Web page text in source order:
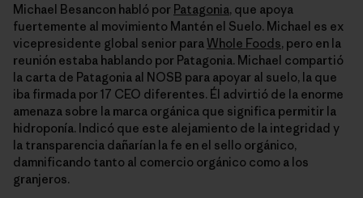
Michael Besancon habló por Patagonia, que apoya
fuertemente al movimiento Mantén el Suelo. Michael es ex
vicepresidente global senior para Whole Foods, pero en la
reunión estaba hablando por Patagonia. Michael compartió
la carta de Patagonia al NOSB para apoyar al suelo, la que
iba firmada por 17 CEO diferentes. Él advirtió de la enorme
amenaza sobre la marca orgánica que significa permitir la
hidroponía. Indicó que este alejamiento de la integridad y
la transparencia dañarían la fe en el sello orgánico,
damnificando tanto al comercio orgánico como a los
granjeros.